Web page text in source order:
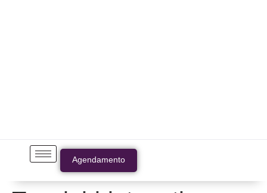
Agendamento